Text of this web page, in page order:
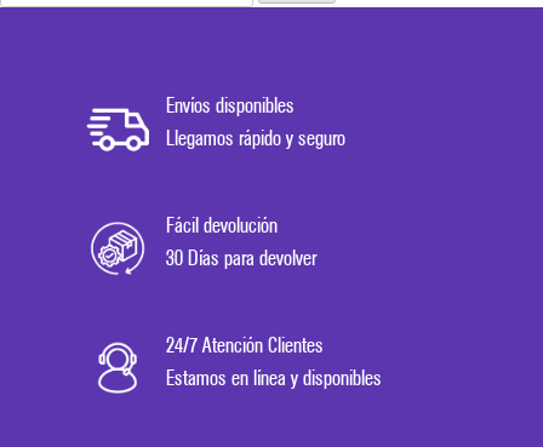
Envíos disponibles
Llegamos rápido y seguro
Fácil devolución
30 Días para devolver
24/7 Atención Clientes
Estamos en línea y disponibles